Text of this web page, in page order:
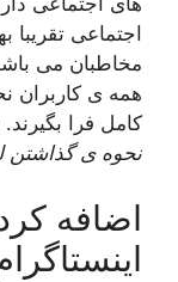
اجتماعی تقریبا
مخاطبان می
همه ی کاربران
کامل فرا
نحوه ی گذاشتن
اضافه